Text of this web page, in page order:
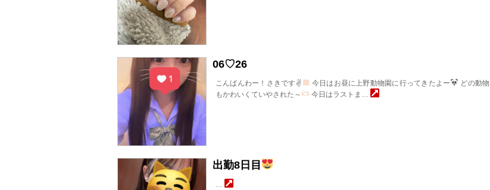
06♡26
こんばんわー！さきです✌ 今日はお昼に上野動物園に行ってきたよー
どの動物
もかわいくていやされた～
今日はラストま…
出勤8日目